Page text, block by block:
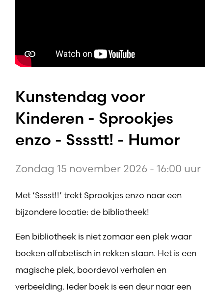
Kunstendag voor
Kinderen - Sprookjes
enzo - Sssstt! - Humor
Zondag 15 november 2026 - 16:00 uur
Met ‘Sssst!!’ trekt Sprookjes enzo naar een
bijzondere locatie: de bibliotheek!
Een bibliotheek is niet zomaar een plek waar
boeken alfabetisch in rekken staan. Het is een
magische plek, boordevol verhalen en
verbeelding. Ieder boek is een deur naar een